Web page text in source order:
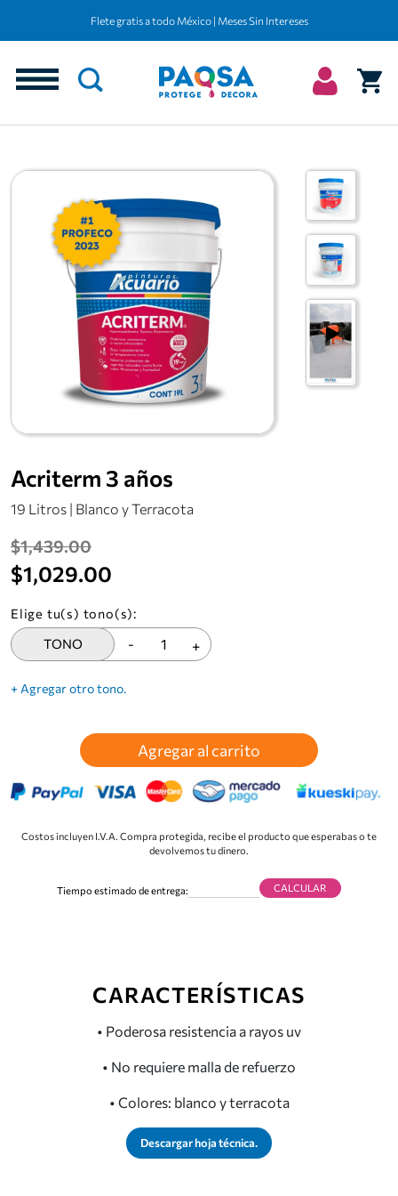
Flete gratis a todo México | Meses Sin Intereses
Acriterm 3 años
19 Litros | Blanco y Terracota
$1,439.00
$1,029.00
Elige tu(s) tono(s):
TONO
- +
+ Agregar otro tono.
Agregar al carrito
Costos incluyen I.V.A. Compra protegida, recibe el producto que esperabas o te
devolvemos tu dinero.
Tiempo estimado de entrega: CALCULAR
CARACTERÍSTICAS
• Poderosa resistencia a rayos uv
• No requiere malla de refuerzo
• Colores: blanco y terracota
Descargar hoja técnica.